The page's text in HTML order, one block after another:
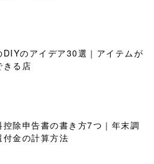
DIYのアイデア30選｜アイテムが
きる店
控除申告書の書き方7つ｜年末調
付金の計算方法